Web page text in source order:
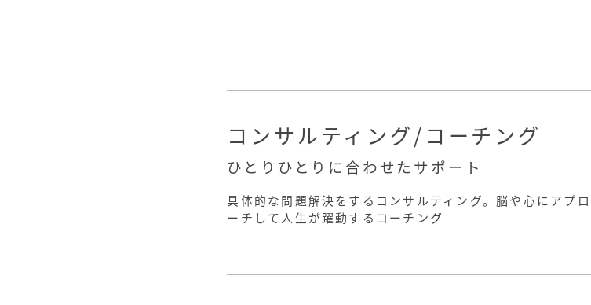
コンサルティング/コーチング
ひとりひとりに合わせたサポート
具体的な問題解決をするコンサルティング。脳や心にアプロ
ーチして人生が躍動するコーチング